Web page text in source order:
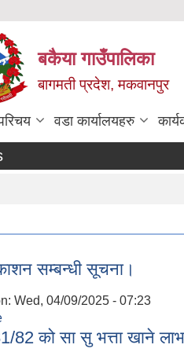
बकैया गाउँपालिका
बागमती प्रदेश, मकवानपुर
वडा कार्यालयहरु
सम्बन्धी सूचना।
Wed, 04/09/2025 - 07:23
को सा सु भत्ता खाने